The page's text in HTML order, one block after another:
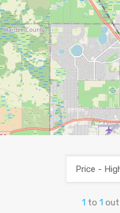
1 to 1
Price -